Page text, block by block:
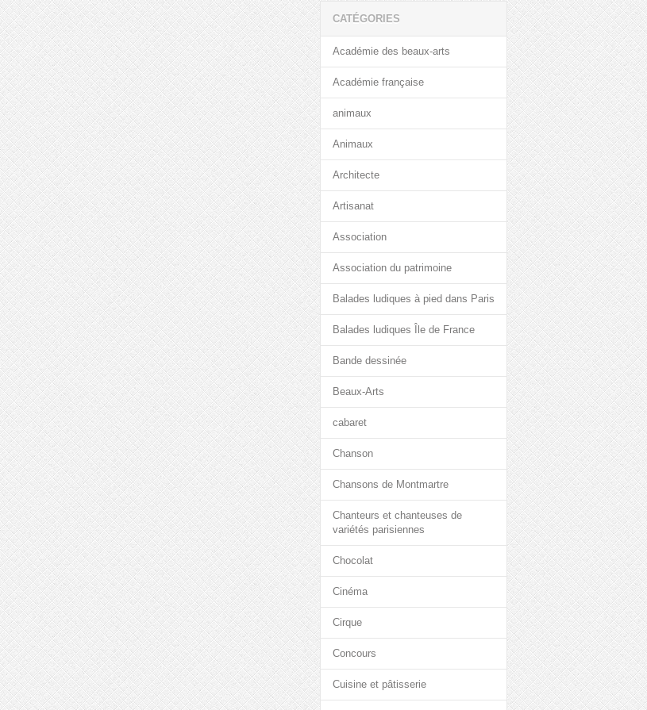
CATÉGORIES
Académie des beaux-arts
Académie française
animaux
Animaux
Architecte
Artisanat
Association
Association du patrimoine
Balades ludiques à pied dans Paris
Balades ludiques Île de France
Bande dessinée
Beaux-Arts
cabaret
Chanson
Chansons de Montmartre
Chanteurs et chanteuses de
variétés parisiennes
Chocolat
Cinéma
Cirque
Concours
Cuisine et pâtisserie